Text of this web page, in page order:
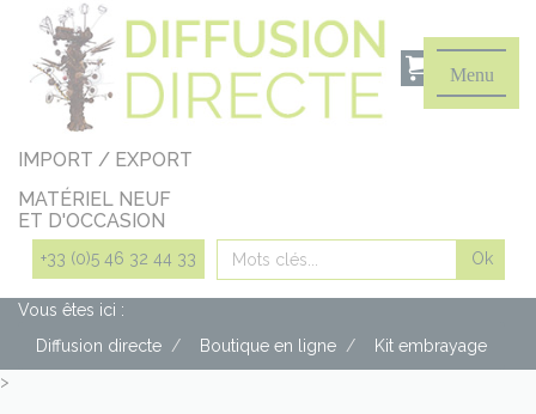
Menu
IMPORT / EXPORT
MATÉRIEL NEUF
ET D'OCCASION
+33 (0)5 46 32 44 33 Rechercher
Vous êtes ici :
Diffusion directe
Boutique en ligne
Kit embrayage
>
Panneau de gestion des cookies